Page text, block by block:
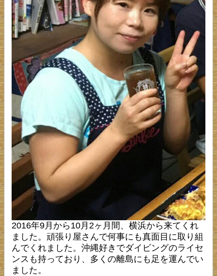
2016年9月から10月2ヶ月間、横浜から来てくれ
ました。頑張り屋さんで何事にも真面目に取り組
んでくれました。沖縄好きでダイビングのライセ
ンスも持っており、多くの離島にも足を運んでい
ました。